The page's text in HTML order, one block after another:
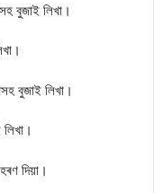
বুজাই লিখা।
বুজাই লিখা।
দিয়া।